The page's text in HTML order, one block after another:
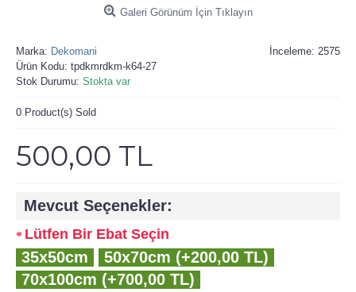
Galeri Görünüm İçin Tıklayın
İnceleme: 2575
Marka: Dekomani
Ürün Kodu: tpdkmrdkm-k64-27
Stok Durumu: Stokta var
0 Product(s) Sold
500,00 TL
Mevcut Seçenekler:
Lütfen Bir Ebat Seçin
35x50cm
50x70cm (+200,00 TL)
70x100cm (+700,00 TL)